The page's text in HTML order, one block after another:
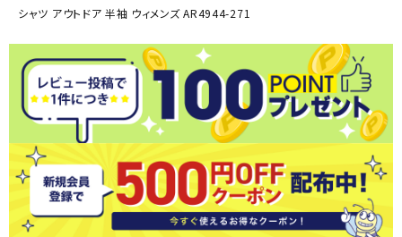
シャツ アウトドア 半袖 ウィメンズ AR4944-271